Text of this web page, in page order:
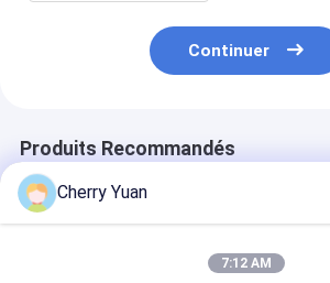
Continuer
Produits Recommandés
Cherry Yuan
7:12 AM